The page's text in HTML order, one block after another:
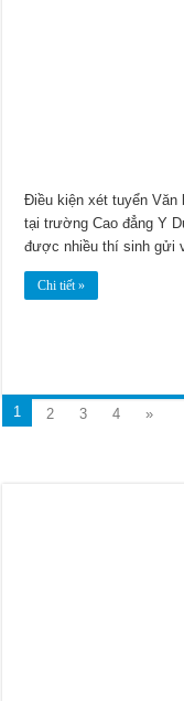
Điều kiện xét tuyển Văn
tại trường Cao đẳng Y
được nhiều thí sinh gửi
Chi tiết »
1 2 3 4 »